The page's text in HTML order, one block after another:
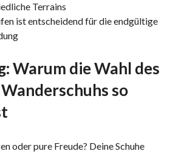
Terrains
ist entscheidend für die endgültige
Warum die Wahl des
so
oder pure Freude? Deine Schuhe